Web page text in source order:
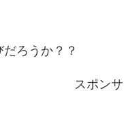
ろうか？？
スポン